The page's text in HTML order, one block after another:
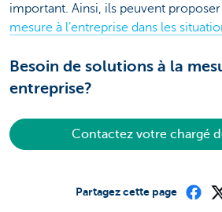
important. Ainsi, ils peuvent proposer
mesure à l’entreprise dans les
Besoin de solutions à la
entreprise?
Contactez votre chargé
Partagez cette page